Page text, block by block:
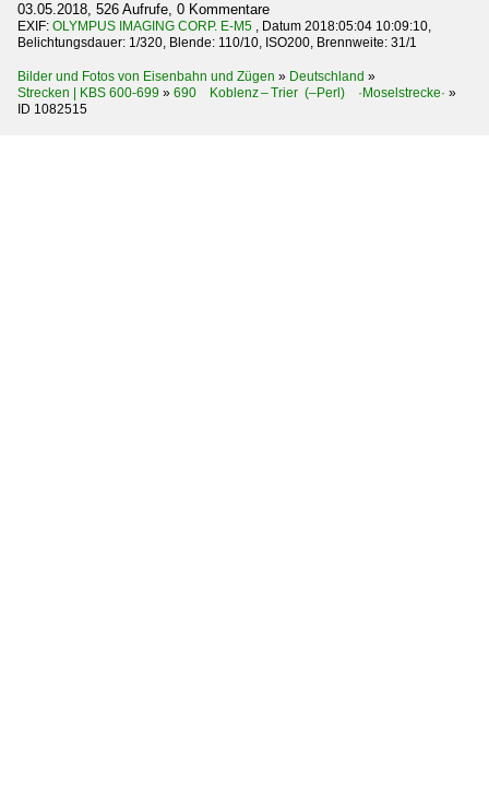
03.05.2018, 526 Aufrufe, 0 Kommentare
EXIF: OLYMPUS IMAGING CORP. E-M5 , Datum 2018:05:04 10:09:10,
Belichtungsdauer: 1/320, Blende: 110/10, ISO200, Brennweite: 31/1
Bilder und Fotos von Eisenbahn und Zügen » Deutschland »
Strecken | KBS 600-699 » 690 Koblenz – Trier (–Perl) ·Moselstrecke· »
ID 1082515